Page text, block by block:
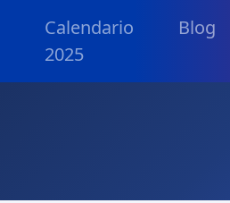
Calendario
2025
Blog